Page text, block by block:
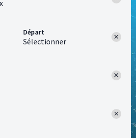
Départ
Sélectionner